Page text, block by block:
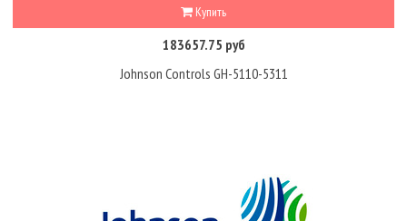
Купить
183657.75 руб
Johnson Controls GH-5110-5311